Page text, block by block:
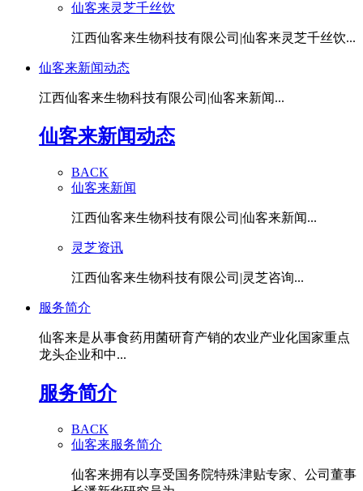
仙客来灵芝千丝饮
江西仙客来生物科技有限公司|仙客来灵芝千丝饮...
仙客来新闻动态
江西仙客来生物科技有限公司|仙客来新闻...
仙客来新闻动态
BACK
仙客来新闻
江西仙客来生物科技有限公司|仙客来新闻...
灵芝资讯
江西仙客来生物科技有限公司|灵芝咨询...
服务简介
仙客来是从事食药用菌研育产销的农业产业化国家重点
龙头企业和中...
服务简介
BACK
仙客来服务简介
仙客来拥有以享受国务院特殊津贴专家、公司董事